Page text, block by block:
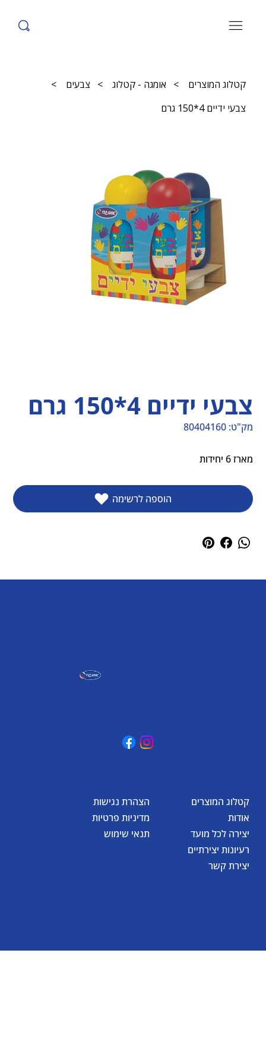
קטלוג המוצרים > אומגה - קטלוג > צבעים
>
צבעי ידיים 4*150 גרם
צבעי ידיים 4*150 גרם
מק"ט:
מק"ט
80404160
80404160
מארז 6 יחידות
הוספה לרשימה
הצהרת נגישות
מדיניות פרטיות
תנאי שימוש
קטלוג המוצרים
אודות
יצירה לכל מועד
רעיונות יצירתיים
יצירת קשר